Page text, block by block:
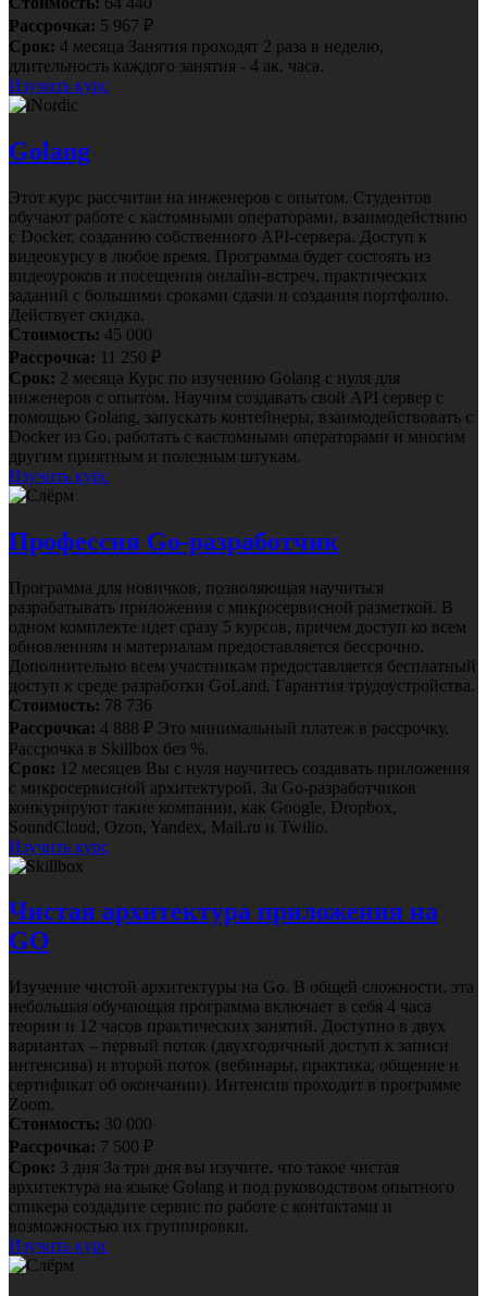
Рассрочка: 5 967 ₽
Срок: 4 месяца Занятия проходят 2 раза в неделю,
длительность каждого занятия - 4 ак. часа.
Изучить курс
Golang
Этот курс рассчитан на инженеров с опытом. Студентов
обучают работе с кастомными операторами, взаимодействию
с Docker, созданию собственного API-сервера. Доступ к
видеокурсу в любое время. Программа будет состоять из
видеоуроков и посещения онлайн-встреч, практических
заданий с большими сроками сдачи и создания портфолио.
Действует скидка.
Стоимость: 45 000
Рассрочка: 11 250 ₽
Срок: 2 месяца Курс по изучению Golang с нуля для
инженеров с опытом. Научим создавать свой API сервер с
помощью Golang, запускать контейнеры, взаимодействовать с
Docker из Go, работать с кастомными операторами и многим
другим приятным и полезным штукам.
Изучить курс
Профессия Go-разработчик
Программа для новичков, позволяющая научиться
разрабатывать приложения с микросервисной разметкой. В
одном комплекте идет сразу 5 курсов, причем доступ ко всем
обновлениям и материалам предоставляется бессрочно.
Дополнительно всем участникам предоставляется бесплатный
доступ к среде разработки GoLand. Гарантия трудоустройства.
Стоимость: 78 736
Рассрочка: 4 888 ₽ Это минимальный платеж в рассрочку.
Рассрочка в Skillbox без %.
Срок: 12 месяцев Вы с нуля научитесь создавать приложения
с микросервисной архитектурой. За Go-разработчиков
конкурируют такие компании, как Google, Dropbox,
SoundCloud, Ozon, Yandex, Mail.ru и Twilio.
Изучить курс
Чистая архитектура приложения на
GO
Изучение чистой архитектуры на Go. В общей сложности, эта
небольшая обучающая программа включает в себя 4 часа
теории и 12 часов практических занятий. Доступно в двух
вариантах – первый поток (двухгодичный доступ к записи
интенсива) и второй поток (вебинары, практика, общение и
сертификат об окончании). Интенсив проходит в программе
Zoom.
Стоимость: 30 000
Рассрочка: 7 500 ₽
Срок: 3 дня За три дня вы изучите, что такое чистая
архитектура на языке Golang и под руководством опытного
спикера создадите сервис по работе с контактами и
возможностью их группировки.
Изучить курс